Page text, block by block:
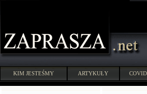
KIM JESTEŚMY ARTYKUŁY